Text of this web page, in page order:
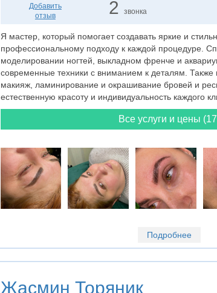
Добавить
отзыв
2звонка
Я мастер, который помогает создавать яркие и
профессиональному подходу к каждой процедуре.
моделировании ногтей, выкладном френче и
современные техники с вниманием к деталям.
макияж, ламинирование и окрашивание бровей и
естественную красоту и индивидуальность каждого
Все услуги и цены
Подробнее
Жасмин Торяник